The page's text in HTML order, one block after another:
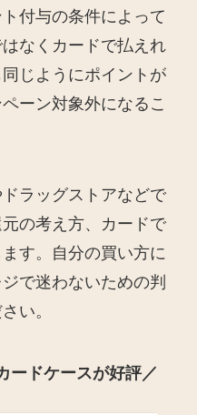
付与の条件によって
なくカードで払えれ
じようにポイントが
ーン対象外になるこ
ラッグストアなどで
の考え方、カードで
す。自分の買い方に
で迷わないための判
い。
ードケースが好評／